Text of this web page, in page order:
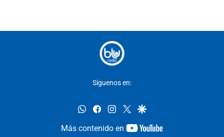
Síguenos en:
whatsappfacebookinstagram
twittergoogle
Más contenido en
youtube-